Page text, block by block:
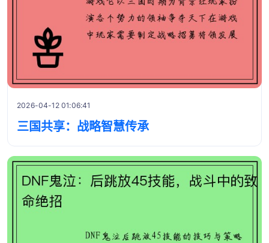
2026-04-12 01:06:41
三国共享：战略智慧传承